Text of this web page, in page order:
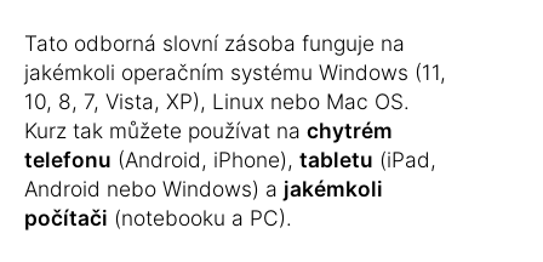
Tato odborná slovní zásoba funguje na
jakémkoli operačním systému Windows (11,
10, 8, 7, Vista, XP), Linux nebo Mac OS.
Kurz tak můžete používat na chytrém
telefonu (Android, iPhone), tabletu (iPad,
Android nebo Windows) a jakémkoli
počítači (notebooku a PC).